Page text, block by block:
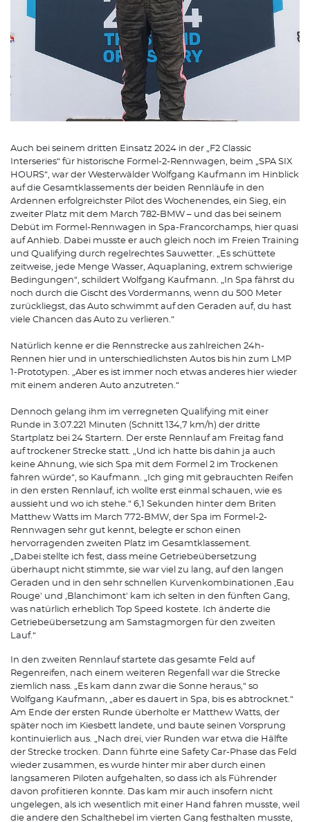
Auch bei seinem dritten Einsatz 2024 in der „F2 Classic
Interseries“ für historische Formel-2-Rennwagen, beim „SPA SIX
HOURS“, war der Westerwälder Wolfgang Kaufmann im Hinblick
auf die Gesamtklassements der beiden Rennläufe in den
Ardennen erfolgreichster Pilot des Wochenendes, ein Sieg, ein
zweiter Platz mit dem March 782-BMW – und das bei seinem
Debüt im Formel-Rennwagen in Spa-Francorchamps, hier quasi
auf Anhieb. Dabei musste er auch gleich noch im Freien Training
und Qualifying durch regelrechtes Sauwetter. „Es schüttete
zeitweise, jede Menge Wasser, Aquaplaning, extrem schwierige
Bedingungen“, schildert Wolfgang Kaufmann. „In Spa fährst du
noch durch die Gischt des Vordermanns, wenn du 500 Meter
zurückliegst, das Auto schwimmt auf den Geraden auf, du hast
viele Chancen das Auto zu verlieren.“
Natürlich kenne er die Rennstrecke aus zahlreichen 24h-
Rennen hier und in unterschiedlichsten Autos bis hin zum LMP
1-Prototypen. „Aber es ist immer noch etwas anderes hier wieder
mit einem anderen Auto anzutreten.“
Dennoch gelang ihm im verregneten Qualifying mit einer
Runde in 3:07.221 Minuten (Schnitt 134,7 km/h) der dritte
Startplatz bei 24 Startern. Der erste Rennlauf am Freitag fand
auf trockener Strecke statt. „Und ich hatte bis dahin ja auch
keine Ahnung, wie sich Spa mit dem Formel 2 im Trockenen
fahren würde“, so Kaufmann. „Ich ging mit gebrauchten Reifen
in den ersten Rennlauf, ich wollte erst einmal schauen, wie es
aussieht und wo ich stehe.“ 6,1 Sekunden hinter dem Briten
Matthew Watts im March 772-BMW, der Spa im Formel-2-
Rennwagen sehr gut kennt, belegte er schon einen
hervorragenden zweiten Platz im Gesamtklassement.
„Dabei stellte ich fest, dass meine Getriebeübersetzung
überhaupt nicht stimmte, sie war viel zu lang, auf den langen
Geraden und in den sehr schnellen Kurvenkombinationen ,Eau
Rouge' und ,Blanchimont' kam ich selten in den fünften Gang,
was natürlich erheblich Top Speed kostete. Ich änderte die
Getriebeübersetzung am Samstagmorgen für den zweiten
Lauf.“
In den zweiten Rennlauf startete das gesamte Feld auf
Regenreifen, nach einem weiteren Regenfall war die Strecke
ziemlich nass. „Es kam dann zwar die Sonne heraus,“ so
Wolfgang Kaufmann, „aber es dauert in Spa, bis es abtrocknet.“
Am Ende der ersten Runde überholte er Matthew Watts, der
später noch im Kiesbett landete, und baute seinen Vorsprung
kontinuierlich aus. „Nach drei, vier Runden war etwa die Hälfte
der Strecke trocken. Dann führte eine Safety Car-Phase das Feld
wieder zusammen, es wurde hinter mir aber durch einen
langsameren Piloten aufgehalten, so dass ich als Führender
davon profitieren konnte. Das kam mir auch insofern nicht
ungelegen, als ich wesentlich mit einer Hand fahren musste, weil
die andere den Schalthebel im vierten Gang festhalten musste,